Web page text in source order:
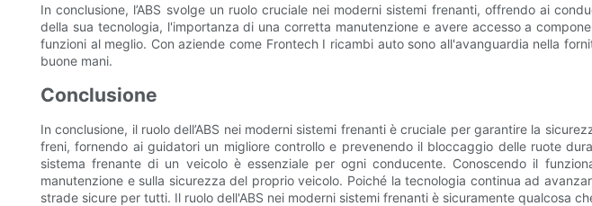
In conclusione, l’ABS svolge un ruolo cruciale nei moderni sistemi frenanti, offrendo ai
della sua tecnologia, l'importanza di una corretta manutenzione e avere accesso a
funzioni al meglio. Con aziende come Frontech I ricambi auto sono all'avanguardia nella
buone mani.
Conclusione
In conclusione, il ruolo dell’ABS nei moderni sistemi frenanti è cruciale per garantire la
freni, fornendo ai guidatori un migliore controllo e prevenendo il bloccaggio delle ruote
sistema frenante di un veicolo è essenziale per ogni conducente. Conoscendo il
manutenzione e sulla sicurezza del proprio veicolo. Poiché la tecnologia continua ad
strade sicure per tutti. Il ruolo dell'ABS nei moderni sistemi frenanti è sicuramente qualcosa